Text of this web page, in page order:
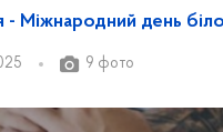
- Міжнародний день
9 фото